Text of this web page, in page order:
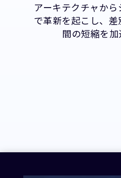
アーキテクチャか
で革新を起こし、
間の短縮を加